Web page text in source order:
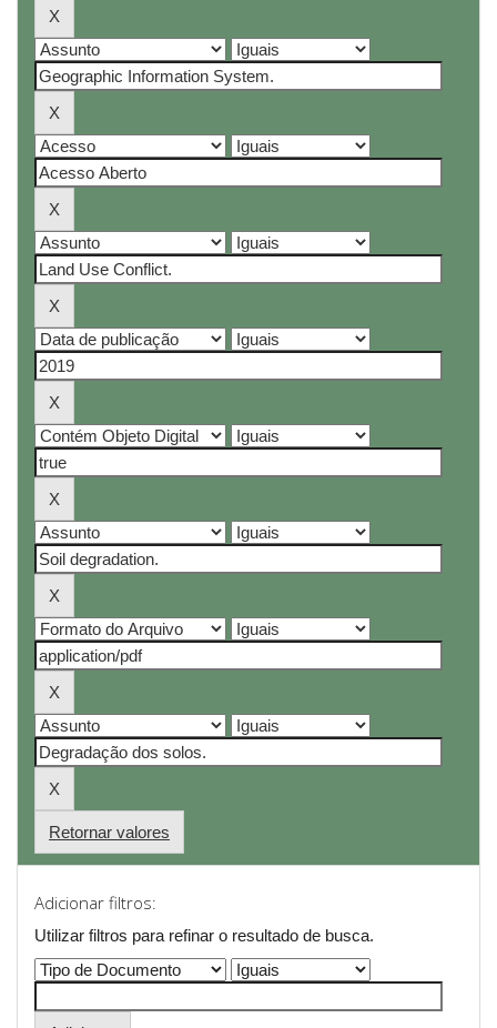
Retornar valores
Adicionar filtros:
Utilizar filtros para refinar o resultado de busca.